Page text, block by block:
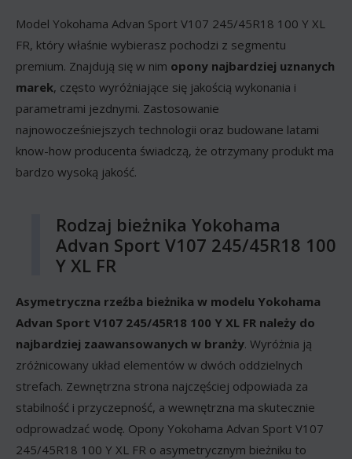
Model Yokohama Advan Sport V107 245/45R18 100 Y XL
FR, który właśnie wybierasz pochodzi z segmentu
premium. Znajdują się w nim opony najbardziej uznanych
marek, często wyróżniające się jakością wykonania i
parametrami jezdnymi. Zastosowanie
najnowocześniejszych technologii oraz budowane latami
know-how producenta świadczą, że otrzymany produkt ma
bardzo wysoką jakość.
Rodzaj bieżnika Yokohama
Advan Sport V107 245/45R18 100
Y XL FR
Asymetryczna rzeźba bieżnika w modelu Yokohama
Advan Sport V107 245/45R18 100 Y XL FR należy do
najbardziej zaawansowanych w branży. Wyróżnia ją
zróżnicowany układ elementów w dwóch oddzielnych
strefach. Zewnętrzna strona najczęściej odpowiada za
stabilność i przyczepność, a wewnętrzna ma skutecznie
odprowadzać wodę. Opony Yokohama Advan Sport V107
245/45R18 100 Y XL FR o asymetrycznym bieżniku to